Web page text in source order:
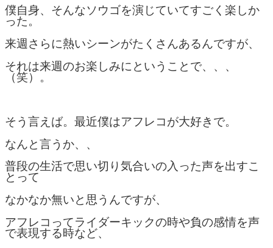
僕自身、そんなソウゴを演じていてすごく楽しか
った。
来週さらに熱いシーンがたくさんあるんですが、
それは来週のお楽しみにということで、、、
（笑）。
そう言えば。最近僕はアフレコが大好きで。
なんと言うか、、
普段の生活で思い切り気合いの入った声を出すこ
とって
なかなか無いと思うんですが、
アフレコってライダーキックの時や負の感情を声
で表現する時など、